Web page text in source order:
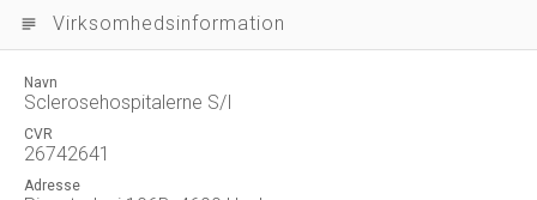
subject Virksomhedsinformation
Navn
Sclerosehospitalerne S/I
CVR
26742641
Adresse